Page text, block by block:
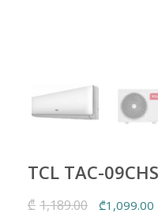
TCL TAC-
₾ 1,189.00
Original
₾1,099.00